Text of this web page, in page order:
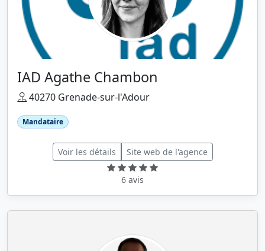
IAD Agathe Chambon
40270 Grenade-sur-l'Adour
Mandataire
Voir les détails Site web de l'agence
6 avis